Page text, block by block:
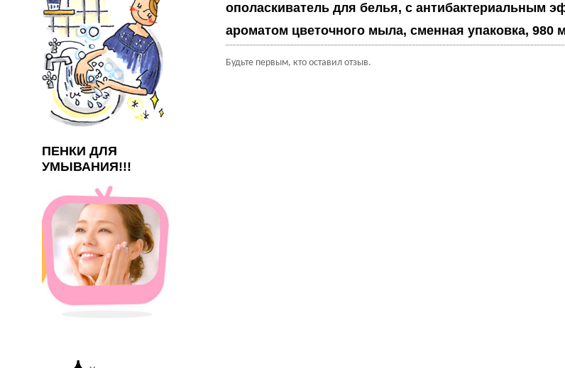
ПЕНКИ ДЛЯ
УМЫВАНИЯ!!!
ополаскиватель для белья, с антибактериальным
ароматом цветочного мыла, сменная упаковка, 980
Будьте первым, кто оставил отзыв.